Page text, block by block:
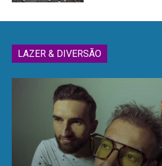
LAZER & DIVERSÃO